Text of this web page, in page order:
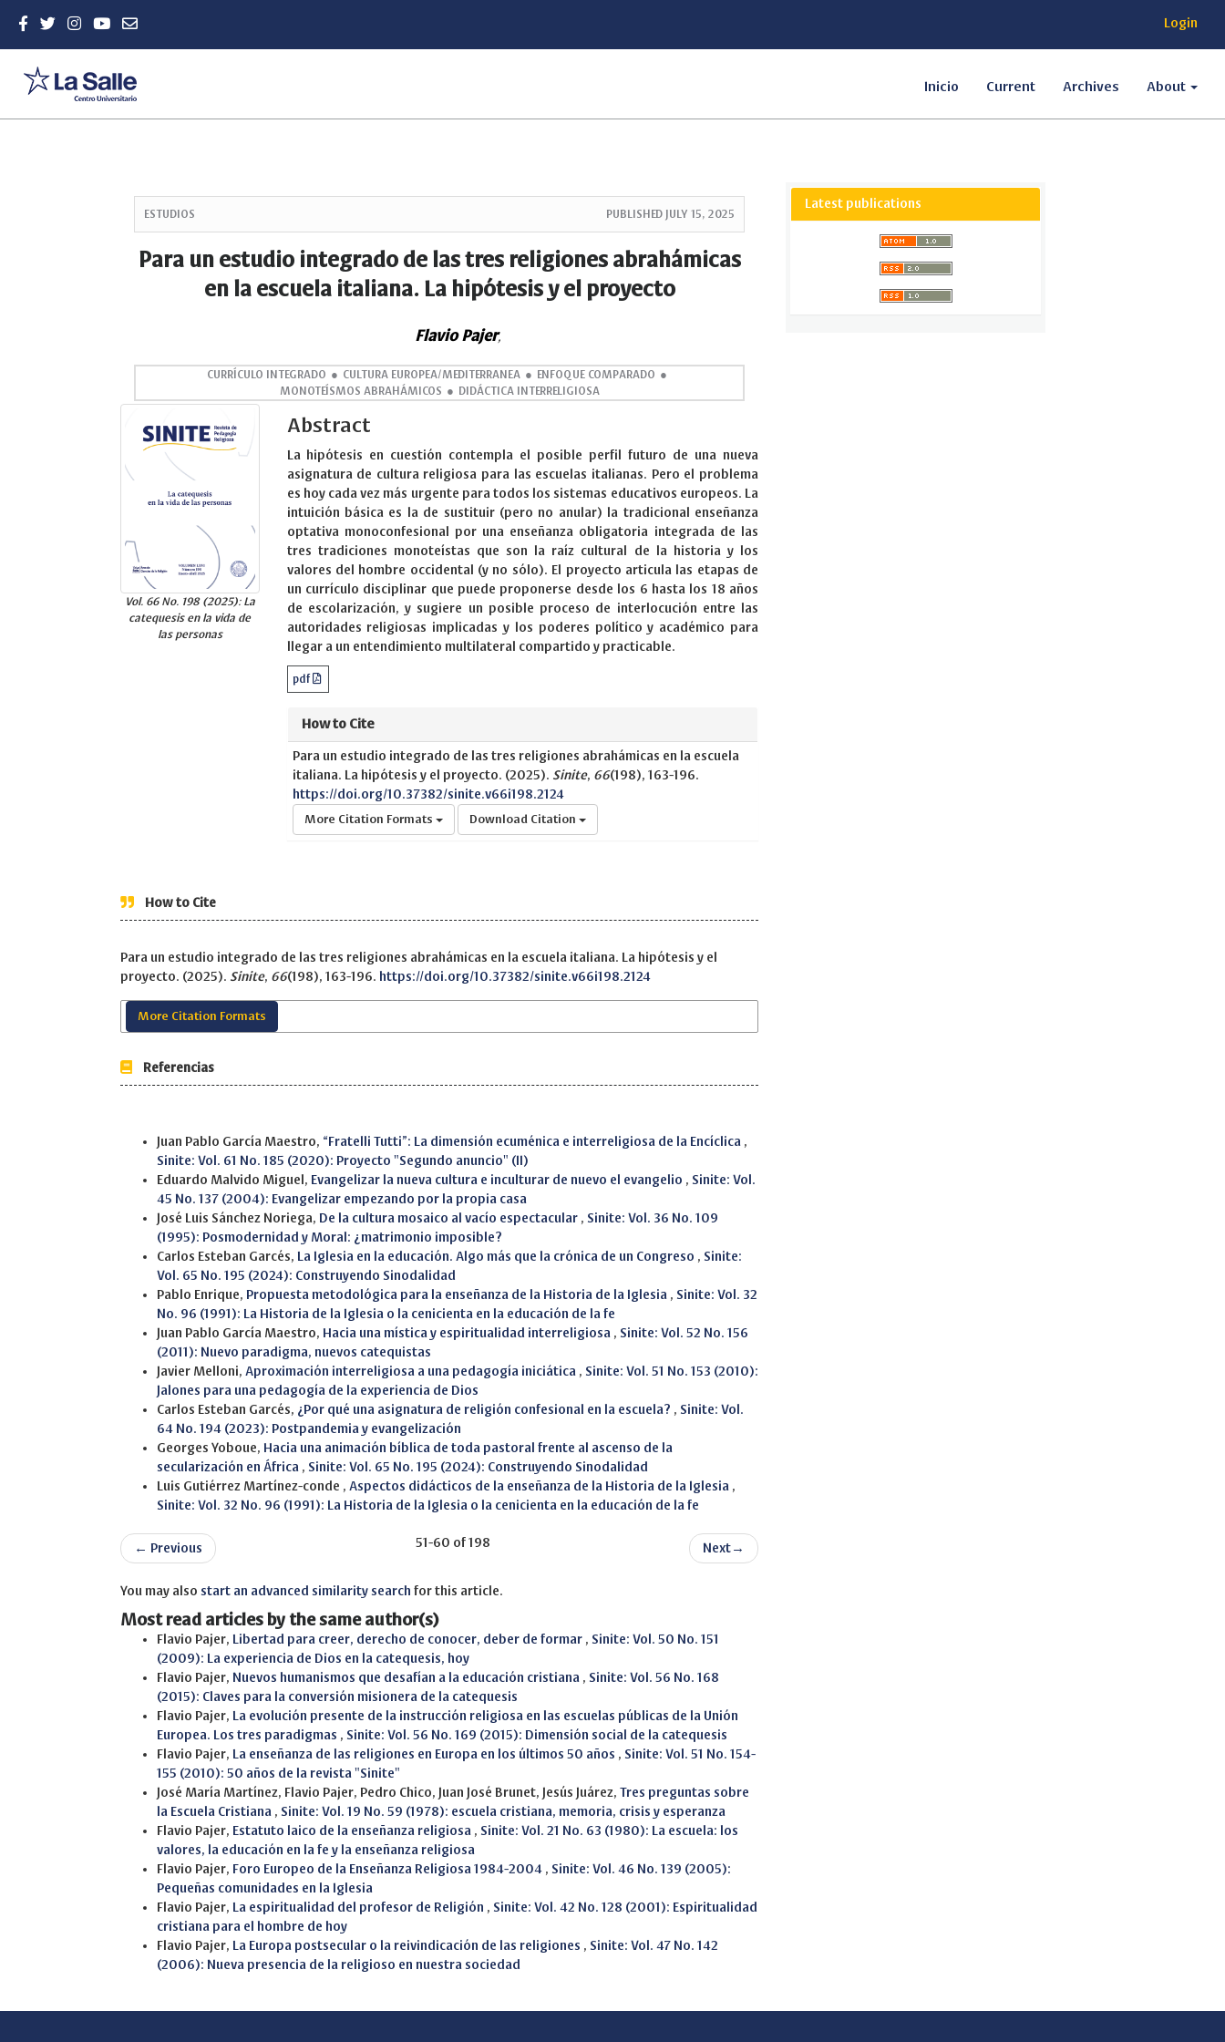
Login
Inicio Current Archives About
ESTUDIOS PUBLISHED JULY 15, 2025
Para un estudio integrado de las tres religiones abrahámicas
en la escuela italiana. La hipótesis y el proyecto
Flavio Pajer,
CURRÍCULO INTEGRADO CULTURA EUROPEA/MEDITERRANEA
ENFOQUE COMPARADO
MONOTEÍSMOS ABRAHÁMICOS
DIDÁCTICA INTERRELIGIOSA
Vol. 66 No. 198 (2025): La
catequesis en la vida de
las personas
Abstract
La hipótesis en cuestión contempla el posible perfil futuro de una nueva
asignatura de cultura religiosa para las escuelas italianas. Pero el problema
es hoy cada vez más urgente para todos los sistemas educativos europeos. La
intuición básica es la de sustituir (pero no anular) la tradicional enseñanza
optativa monoconfesional por una enseñanza obligatoria integrada de las
tres tradiciones monoteístas que son la raíz cultural de la historia y los
valores del hombre occidental (y no sólo). El proyecto articula las etapas de
un currículo disciplinar que puede proponerse desde los 6 hasta los 18 años
de escolarización, y sugiere un posible proceso de interlocución entre las
autoridades religiosas implicadas y los poderes político y académico para
llegar a un entendimiento multilateral compartido y practicable.
pdf
How to Cite
Para un estudio integrado de las tres religiones abrahámicas en la escuela
italiana. La hipótesis y el proyecto. (2025). Sinite, 66(198), 163-196.
https://doi.org/10.37382/sinite.v66i198.2124
More Citation Formats Download Citation
How to Cite
Para un estudio integrado de las tres religiones abrahámicas en la escuela italiana. La hipótesis y el
proyecto. (2025). Sinite, 66(198), 163-196. https://doi.org/10.37382/sinite.v66i198.2124
More Citation Formats
Referencias
Juan Pablo García Maestro, “Fratelli Tutti”: La dimensión ecuménica e interreligiosa de la Encíclica ,
Sinite: Vol. 61 No. 185 (2020): Proyecto "Segundo anuncio" (II)
Eduardo Malvido Miguel, Evangelizar la nueva cultura e inculturar de nuevo el evangelio , Sinite: Vol.
45 No. 137 (2004): Evangelizar empezando por la propia casa
José Luis Sánchez Noriega, De la cultura mosaico al vacío espectacular , Sinite: Vol. 36 No. 109
(1995): Posmodernidad y Moral: ¿matrimonio imposible?
Carlos Esteban Garcés, La Iglesia en la educación. Algo más que la crónica de un Congreso , Sinite:
Vol. 65 No. 195 (2024): Construyendo Sinodalidad
Pablo Enrique, Propuesta metodológica para la enseñanza de la Historia de la Iglesia , Sinite: Vol. 32
No. 96 (1991): La Historia de la Iglesia o la cenicienta en la educación de la fe
Juan Pablo García Maestro, Hacia una mística y espiritualidad interreligiosa , Sinite: Vol. 52 No. 156
(2011): Nuevo paradigma, nuevos catequistas
Javier Melloni, Aproximación interreligiosa a una pedagogía iniciática , Sinite: Vol. 51 No. 153 (2010):
Jalones para una pedagogía de la experiencia de Dios
Carlos Esteban Garcés, ¿Por qué una asignatura de religión confesional en la escuela? , Sinite: Vol.
64 No. 194 (2023): Postpandemia y evangelización
Georges Yoboue, Hacia una animación bíblica de toda pastoral frente al ascenso de la
secularización en África , Sinite: Vol. 65 No. 195 (2024): Construyendo Sinodalidad
Luis Gutiérrez Martínez-conde , Aspectos didácticos de la enseñanza de la Historia de la Iglesia ,
Sinite: Vol. 32 No. 96 (1991): La Historia de la Iglesia o la cenicienta en la educación de la fe
← Previous 51-60 of 198 Next →
You may also start an advanced similarity search for this article.
Most read articles by the same author(s)
Flavio Pajer, Libertad para creer, derecho de conocer, deber de formar , Sinite: Vol. 50 No. 151
(2009): La experiencia de Dios en la catequesis, hoy
Flavio Pajer, Nuevos humanismos que desafían a la educación cristiana , Sinite: Vol. 56 No. 168
(2015): Claves para la conversión misionera de la catequesis
Flavio Pajer, La evolución presente de la instrucción religiosa en las escuelas públicas de la Unión
Europea. Los tres paradigmas , Sinite: Vol. 56 No. 169 (2015): Dimensión social de la catequesis
Flavio Pajer, La enseñanza de las religiones en Europa en los últimos 50 años , Sinite: Vol. 51 No. 154-
155 (2010): 50 años de la revista "Sinite"
José María Martínez, Flavio Pajer, Pedro Chico, Juan José Brunet, Jesús Juárez, Tres preguntas sobre
la Escuela Cristiana , Sinite: Vol. 19 No. 59 (1978): escuela cristiana, memoria, crisis y esperanza
Flavio Pajer, Estatuto laico de la enseñanza religiosa , Sinite: Vol. 21 No. 63 (1980): La escuela: los
valores, la educación en la fe y la enseñanza religiosa
Flavio Pajer, Foro Europeo de la Enseñanza Religiosa 1984-2004 , Sinite: Vol. 46 No. 139 (2005):
Pequeñas comunidades en la Iglesia
Flavio Pajer, La espiritualidad del profesor de Religión , Sinite: Vol. 42 No. 128 (2001): Espiritualidad
cristiana para el hombre de hoy
Flavio Pajer, La Europa postsecular o la reivindicación de las religiones , Sinite: Vol. 47 No. 142
(2006): Nueva presencia de la religioso en nuestra sociedad
Latest publications